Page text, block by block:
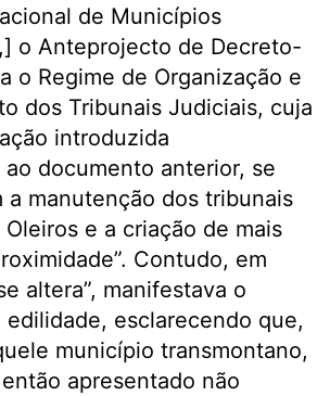
de Municípios
o Anteprojecto de Decreto-
o Regime de Organização e
dos Tribunais Judiciais, cuja
introduzida
documento anterior, se
a manutenção dos tribunais
e a criação de mais
Contudo, em
altera”, manifestava o
esclarecendo que,
município transmontano,
apresentado não